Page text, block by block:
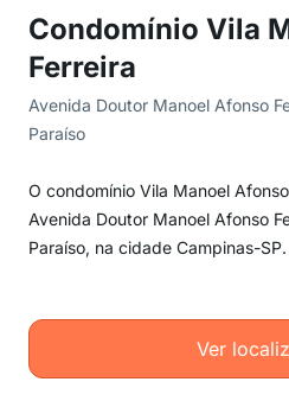
Condomínio Vila
Ferreira
Avenida Doutor Manoel Afonso
Paraíso
O condomínio Vila Manoel
Avenida Doutor Manoel Afonso
Paraíso, na cidade Campinas-SP.
Ver